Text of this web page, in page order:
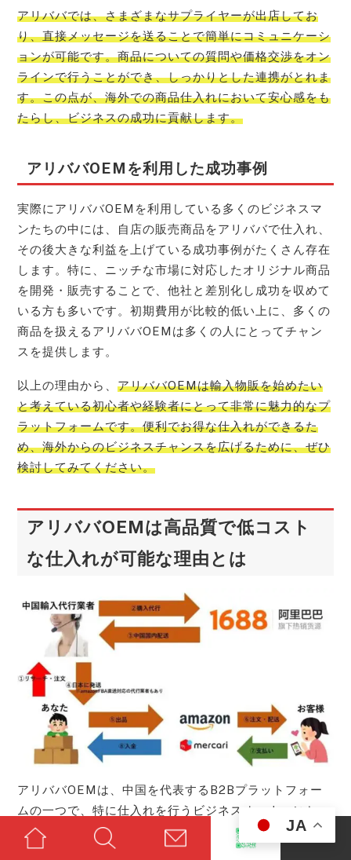
アリババでは、さまざまなサプライヤーが出店してお
り、直接メッセージを送ることで簡単にコミュニケーシ
ョンが可能です。商品についての質問や価格交渉をオン
ラインで行うことができ、しっかりとした連携がとれま
す。この点が、海外での商品仕入れにおいて安心感をも
たらし、ビジネスの成功に貢献します。
アリババOEMを利用した成功事例
実際にアリババOEMを利用している多くのビジネスマ
ンたちの中には、自店の販売商品をアリババで仕入れ、
その後大きな利益を上げている成功事例がたくさん存在
します。特に、ニッチな市場に対応したオリジナル商品
を開発・販売することで、他社と差別化し成功を収めて
いる方も多いです。初期費用が比較的低い上に、多くの
商品を扱えるアリババOEMは多くの人にとってチャン
スを提供します。
以上の理由から、アリババOEMは輸入物販を始めたい
と考えている初心者や経験者にとって非常に魅力的なプ
ラットフォームです。便利でお得な仕入れができるた
め、海外からのビジネスチャンスを広げるために、ぜひ
検討してみてください。
アリババOEMは高品質で低コスト
な仕入れが可能な理由とは
アリババOEMは、中国を代表するB2Bプラットフォー
ムの一つで、特に仕入れを行うビジネスオーナーにとっ
てとても魅力的です。それでは、その理由について詳し
く見ていきましょう。
JA